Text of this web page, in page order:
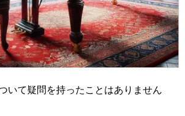
いて疑問を持ったことはありません